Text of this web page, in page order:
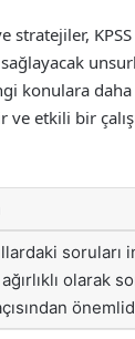
stratejiler,
konulara
etkili bir
soruları
olarak